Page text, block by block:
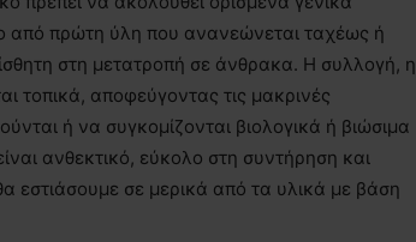
από πρώτη ύλη που ανανεώνεται ταχέως ή
στη μετατροπή σε άνθρακα. Η συλλογή, η
τοπικά, αποφεύγοντας τις μακρινές
ή να συγκομίζονται βιολογικά ή βιώσιμα
ανθεκτικό, εύκολο στη συντήρηση και
σε μερικά από τα υλικά με βάση